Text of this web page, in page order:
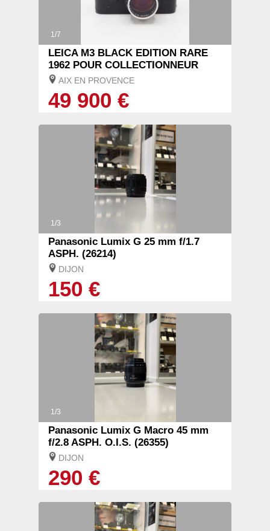
1/7
LEICA M3 BLACK EDITION RARE
1962 POUR COLLECTIONNEUR
AIX EN PROVENCE
49 900 €
1/3
Panasonic Lumix G 25 mm f/1.7
ASPH. (26214)
DIJON
150 €
1/3
Panasonic Lumix G Macro 45 mm
f/2.8 ASPH. O.I.S. (26355)
DIJON
290 €